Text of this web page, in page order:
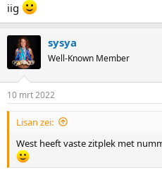
iig
sysya
Well-Known Member
10 mrt 2022
Lisan zei:
West heeft vaste zitplek met